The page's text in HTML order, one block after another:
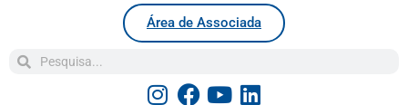
Área de Associada